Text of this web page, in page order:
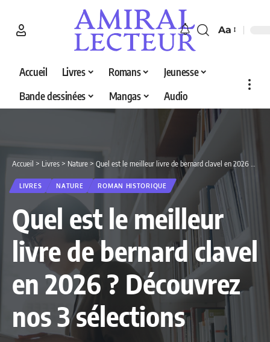
Aa
Accueil Livres Romans
Jeunesse
Bande dessinées
Mangas Audio
Accueil > Livres> Nature> Quel est le meilleur livre de bernard clavel en 2026 ? Découvrez nos 3 sélections
LIVRES NATURE ROMAN HISTORIQUE
Quel est le meilleur
livre de bernard clavel
en 2026 ? Découvrez
nos 3 sélections